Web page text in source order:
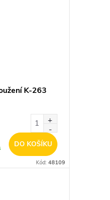
K-263
DO KOŠÍKU
Kód: 48109